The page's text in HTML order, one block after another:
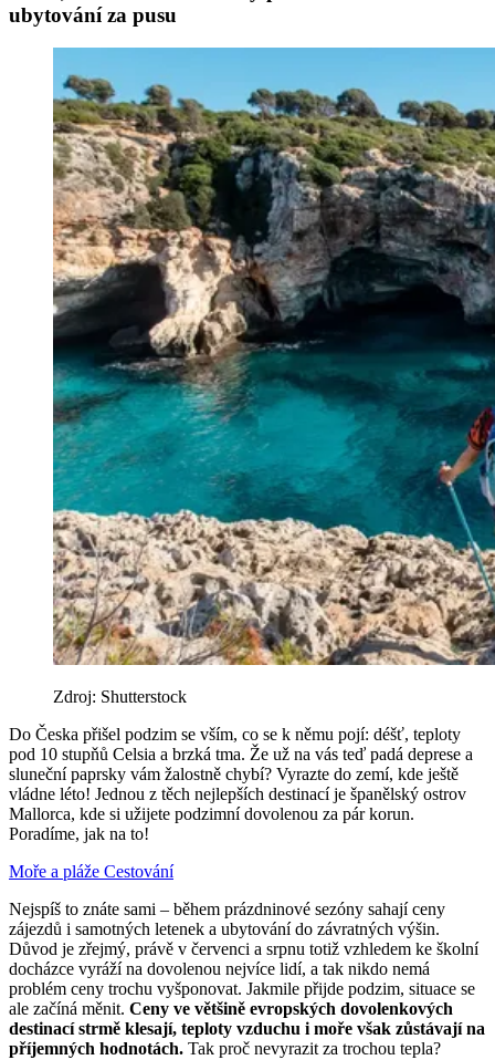
ubytování za pusu
Zdroj: Shutterstock
Do Česka přišel podzim se vším, co se k němu pojí: déšť, teploty
pod 10 stupňů Celsia a brzká tma. Že už na vás teď padá deprese a
sluneční paprsky vám žalostně chybí? Vyrazte do zemí, kde ještě
vládne léto! Jednou z těch nejlepších destinací je španělský ostrov
Mallorca, kde si užijete podzimní dovolenou za pár korun.
Poradíme, jak na to!
Moře a pláže Cestování
Nejspíš to znáte sami – během prázdninové sezóny sahají ceny
zájezdů i samotných letenek a ubytování do závratných výšin.
Důvod je zřejmý, právě v červenci a srpnu totiž vzhledem ke školní
docházce vyráží na dovolenou nejvíce lidí, a tak nikdo nemá
problém ceny trochu vyšponovat. Jakmile přijde podzim, situace se
ale začíná měnit. Ceny ve většině evropských dovolenkových
destinací strmě klesají, teploty vzduchu i moře však zůstávají na
příjemných hodnotách. Tak proč nevyrazit za trochou tepla?